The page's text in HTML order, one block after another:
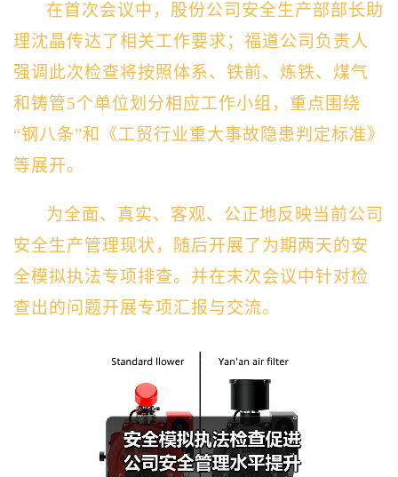
在首次会议中，股份公司安全生产部部长助
理沈晶传达了相关工作要求；福道公司负责人
强调此次检查将按照体系、铁前、炼铁、煤气
和铸管5个单位划分相应工作小组，重点围绕
“钢八条”和《工贸行业重大事故隐患判定标准》
等展开。
为全面、真实、客观、公正地反映当前公司
安全生产管理现状，随后开展了为期两天的安
全模拟执法专项排查。并在末次会议中针对检
查出的问题开展专项汇报与交流。